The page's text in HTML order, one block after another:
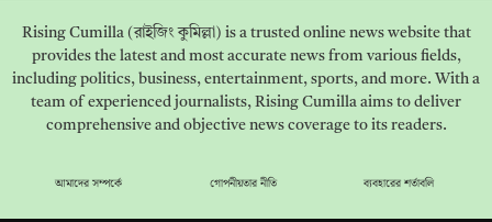
Rising Cumilla (রাইজিং কুমিল্লা) is a trusted online news website that
provides the latest and most accurate news from various fields,
including politics, business, entertainment, sports, and more. With a
team of experienced journalists, Rising Cumilla aims to deliver
comprehensive and objective news coverage to its readers.
আমাদের সম্পর্কে গোপনীয়তার নীতি ব্যবহারের শর্তাবলি